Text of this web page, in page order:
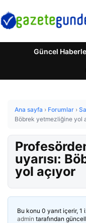
Güncel
Ana sayfa › Forumlar ›
Böbrek yetmezliğine yol
uyarısı:
yol açıyor
Bu konu 0 yanıt içerir, 1
admin tarafından